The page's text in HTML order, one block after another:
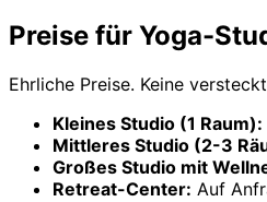
Preise für Yoga-
Ehrliche Preise. Keine
Kleines Studio (1 Raum):
Mittleres Studio (2-3
Großes Studio mit
Retreat-Center: Auf